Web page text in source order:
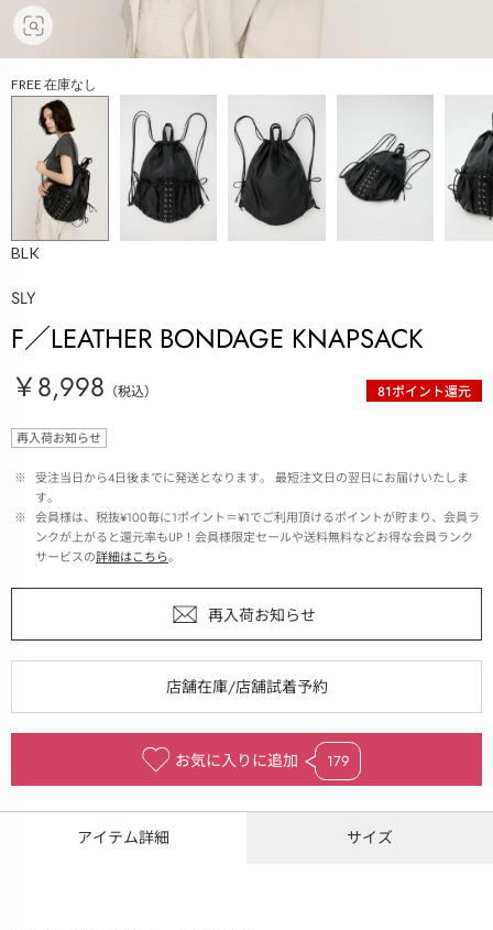
FREE 在庫なし
BLK
SLY
F／LEATHER BONDAGE KNAPSACK
￥8,998 （税込） 81ポイント還元
再入荷お知らせ
※ 受注当日から4日後までに発送となります。 最短注文日の翌日にお届けいたしま
す。
※ 会員様は、税抜¥100毎に1ポイント＝¥1でご利用頂けるポイントが貯まり、会員ラ
ンクが上がると還元率もUP！会員様限定セールや送料無料などお得な会員ランク
サービスの詳細はこちら。
お気に入りに追加 179
アイテム詳細 サイズ